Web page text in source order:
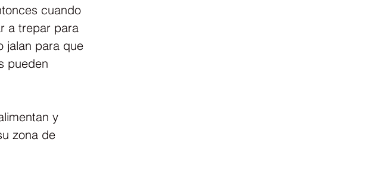
cuando
a trepar para
jalan para que
pueden
y
zona de